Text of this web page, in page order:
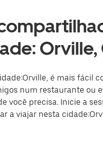
é mais fácil
num restaurante ou
você precisa. Inicie a
a viajar nesta